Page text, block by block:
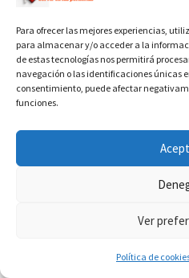
Para ofrecer las mejores experiencias,
para almacenar y/o acceder a la
de estas tecnologías nos permitirá
navegación o las identificaciones únicas
consentimiento, puede afectar
funciones.
Ver
Política de
la fuerza
13
No quiero